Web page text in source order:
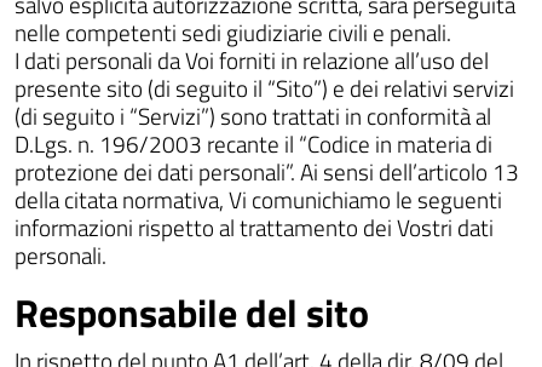
nelle competenti sedi giudiziarie civili e penali.
I dati personali da Voi forniti in relazione all’uso del
presente sito (di seguito il “Sito”) e dei relativi servizi
(di seguito i “Servizi”) sono trattati in conformità al
D.Lgs. n. 196/2003 recante il “Codice in materia di
protezione dei dati personali”. Ai sensi dell’articolo 13
della citata normativa, Vi comunichiamo le seguenti
informazioni rispetto al trattamento dei Vostri dati
personali.
Responsabile del sito